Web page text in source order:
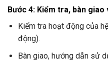
Bước 4: Kiểm tra, bàn giao
Kiểm tra hoạt động của
động).
Bàn giao, hướng dẫn sử